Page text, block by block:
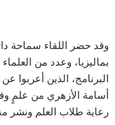
وقد حضر اللقاء سماحة
بماليزيا، وعدد من
البرنامج، الذين أعربوا
أسامة الأزهري من علمٍ
رعاية طلاب العلم ونشر